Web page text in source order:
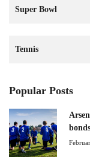
Super Bowl
Tennis
Popular Posts
bonds